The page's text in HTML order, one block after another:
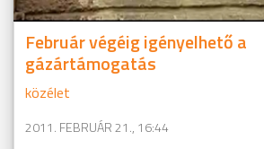
Február végéig igényelhető a
gázártámogatás
közélet
2011. FEBRUÁR 21., 16:44